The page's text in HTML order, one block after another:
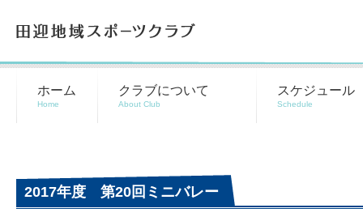
ホーム クラブについて スケジュール
2017年度 第20回ミニバレー